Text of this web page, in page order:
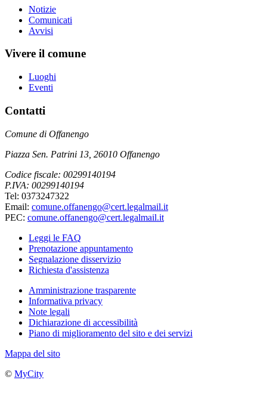
Notizie
Comunicati
Avvisi
Vivere il comune
Luoghi
Eventi
Contatti
Comune di Offanengo
Piazza Sen. Patrini 13, 26010 Offanengo
Codice fiscale: 00299140194
P.IVA: 00299140194
Tel: 0373247322
Email: comune.offanengo@cert.legalmail.it
PEC: comune.offanengo@cert.legalmail.it
Leggi le FAQ
Prenotazione appuntamento
Segnalazione disservizio
Richiesta d'assistenza
Amministrazione trasparente
Informativa privacy
Note legali
Dichiarazione di accessibilità
Piano di miglioramento del sito e dei servizi
Mappa del sito
© MyCity